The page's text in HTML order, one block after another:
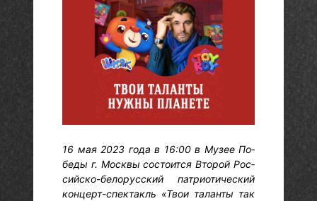
16 мая 2023 го­да в 16:00 в Му­зее По­
беды г. Мос­квы сос­то­ит­ся Вто­рой Рос­
сий­ско-бе­лорус­ский пат­ри­оти­чес­кий
кон­церт-спек­такль «Твои та­лан­ты так